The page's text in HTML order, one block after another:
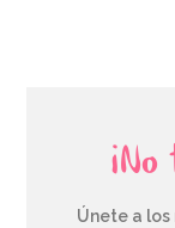
Únete a los